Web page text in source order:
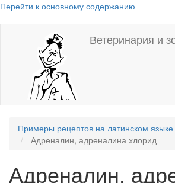
Перейти к основному содержанию
Ветеринария и
Примеры рецептов на латинском языке
Адреналин, адреналина хлорид
Адреналин,